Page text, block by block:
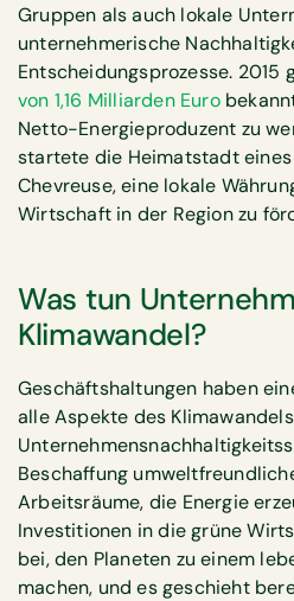
Gruppen als auch lokale
unternehmerische
Entscheidungsprozesse. 2015
von 1,16 Milliarden Euro
Netto-Energieproduzent zu
startete die Heimatstadt
Chevreuse, eine lokale
Wirtschaft in der Region zu
Was tun
Klimawandel?
Geschäftshaltungen haben
alle Aspekte des
Beschaffung
Arbeitsräume, die Energie
Investitionen in die grüne
bei, den Planeten zu einem
machen, und es geschieht